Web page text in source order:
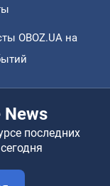
OBOZ.UA на
News
последних